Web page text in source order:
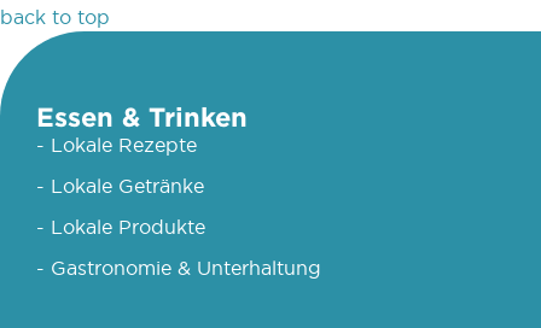
back to top
Essen & Trinken
- Lokale Rezepte
- Lokale Getränke
- Lokale Produkte
- Gastronomie & Unterhaltung